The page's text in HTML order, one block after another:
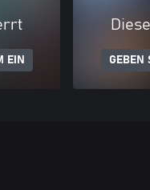
EIN GEBEN